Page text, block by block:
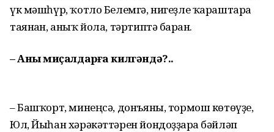
үк мәшһүр, ҡотло Белемгә, нигеҙле ҡараштарға
таянған, аныҡ йола, тәртиптә барған.
– Аныҡ миҫалдарға килгәндә?..
– Башҡорт, минеңсә, донъяны, тормош кө­төүҙе,
Юл, Йыһан хәрәкәттәрен йондоҙ­ҙарға бәйләп